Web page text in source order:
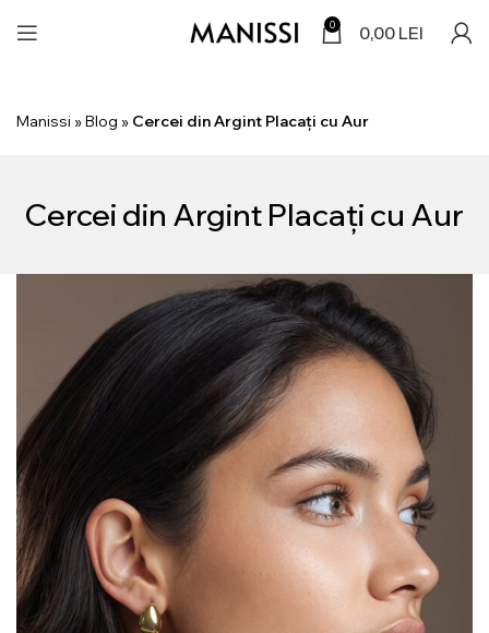
0 0,00 LEI
Manissi »Blog » Cercei din Argint Placați cu Aur
Cercei din Argint Placați cu Aur